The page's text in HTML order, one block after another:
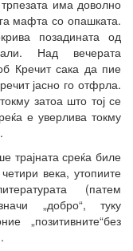
има доволно
мафта со опашката.
позадината од
Над вечерата
Кречит сака да пие
јасно го отфрла.
затоа што тој се
е уверлива токму
трајната среќа биле
века, утопиите
(патем
„добро“, туку
„позитивните“без